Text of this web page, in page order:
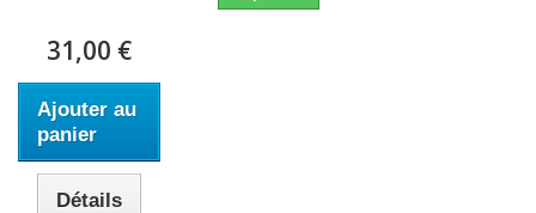
31,00 €
Ajouter au
panier
Détails